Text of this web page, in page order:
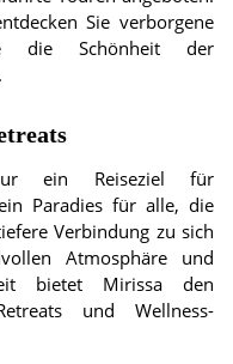
Sie verborgene
die Schönheit der
ein Reiseziel für
Paradies für alle, die
Verbindung zu sich
Atmosphäre und
bietet Mirissa den
und Wellness-